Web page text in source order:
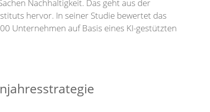
Nachhaltigkeit. Das geht aus der
hervor. In seiner Studie bewertet das
Unternehmen auf Basis eines KI-gestützten